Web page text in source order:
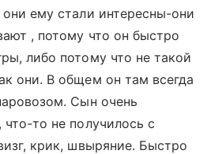
ему стали интересны-они
, потому что он быстро
либо потому что не такой
они. В общем он там всегда
Сын очень
то не получилось с
крик, швыряние. Быстро